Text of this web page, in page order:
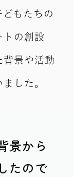
もたちの
トの創設
景や活動
した。
景から
たので